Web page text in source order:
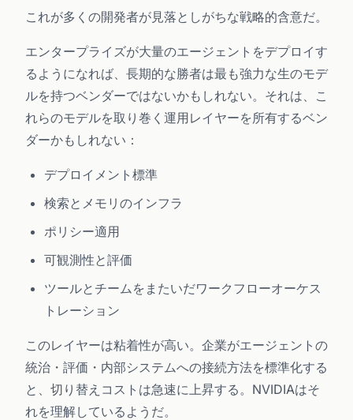
これが多くの開発者が見落としがちな戦略的含意だ。
エンタープライズが大量のエージェントをデプロイす
るようになれば、長期的な勝者は最も強力な生のモデ
ルを持つベンダーではないかもしれない。それは、こ
れらのモデルを取り巻く運用レイヤーを所有するベン
ダーかもしれない：
デプロイメント標準
検索とメモリのインフラ
ポリシー適用
可観測性と評価
ツールとチームをまたいだワークフローオーケス
トレーション
このレイヤーは粘着性が高い。企業がエージェントの
統治・評価・内部システムへの接続方法を標準化する
と、切り替えコストは急速に上昇する。NVIDIAはそ
れを理解しているようだ。